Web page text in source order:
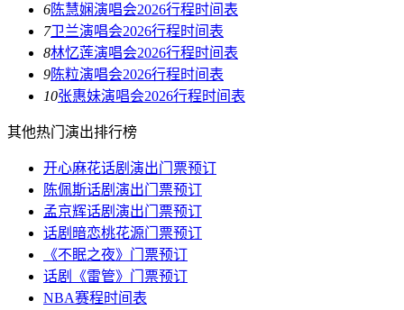
6陈慧娴演唱会2026行程时间表
7卫兰演唱会2026行程时间表
8林忆莲演唱会2026行程时间表
9陈粒演唱会2026行程时间表
10张惠妹演唱会2026行程时间表
其他热门演出排行榜
开心麻花话剧演出门票预订
陈佩斯话剧演出门票预订
孟京辉话剧演出门票预订
话剧暗恋桃花源门票预订
《不眠之夜》门票预订
话剧《雷管》门票预订
NBA赛程时间表